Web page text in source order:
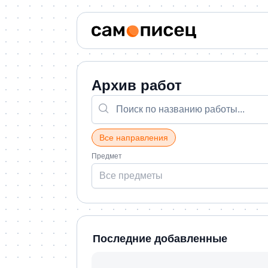
Архив работ
Все направления
Предмет
Все предметы
Последние добавленные